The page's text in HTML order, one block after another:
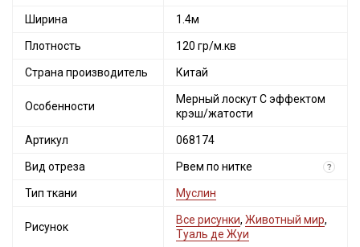
Ширина 1.4м
Плотность 120 гр/м.кв
Страна производитель Китай
Особенности
Мерный лоскут С эффектом
крэш/жатости
Артикул 068174
Вид отреза Рвем по нитке ?
Тип ткани Муслин
Рисунок
Все рисунки, Животный мир,
Туаль де Жуи